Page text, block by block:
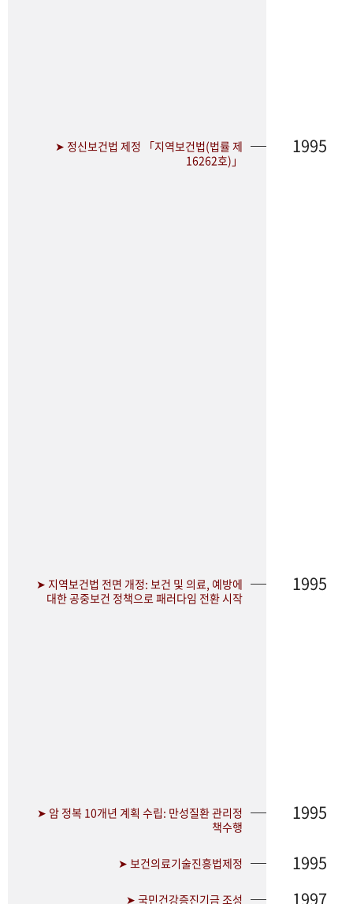
➤ 정신보건법 제정 「지역보건법(법률 제
16262호)」
1995
➤ 지역보건법 전면 개정: 보건 및 의료, 예방에
대한 공중보건 정책으로 패러다임 전환 시작
1995
➤ 암 정복 10개년 계획 수립: 만성질환 관리정
책수행
1995
➤ 보건의료기술진흥법제정 1995
➤ 국민건강증진기금 조성 1997